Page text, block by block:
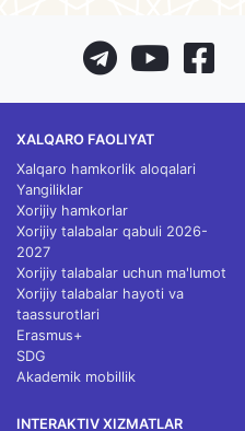
XALQARO FAOLIYAT
Xalqaro hamkorlik aloqalari
Yangiliklar
Xorijiy hamkorlar
Xorijiy talabalar qabuli 2026-
2027
Xorijiy talabalar uchun ma'lumot
Xorijiy talabalar hayoti va
taassurotlari
Erasmus+
SDG
Akademik mobillik
INTERAKTIV XIZMATLAR